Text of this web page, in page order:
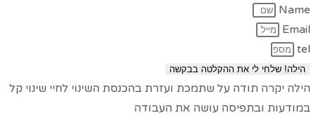
Name
Email
tel
הילה! שלחי לי את ההקלטה בבקשה
הילה יקרה תודה על שתמכת ועזרת בהכנסת השינוי לחיי שינוי קל
במודעות ובתפיסה עושה את העבודה